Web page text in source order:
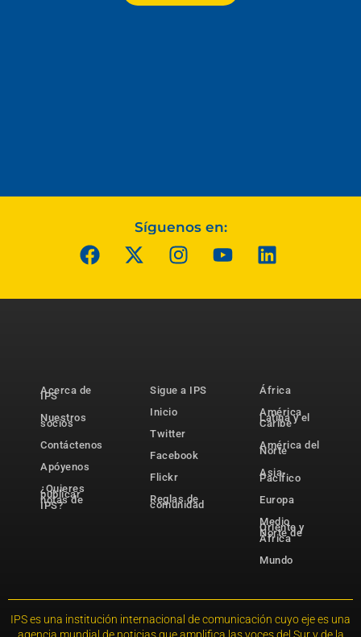
Síguenos en:
Acerca de
IPS
Nuestros
socios
Contáctenos
Apóyenos
¿Quieres
publicar
notas de
IPS?
Sigue a IPS
Inicio
Twitter
Facebook
Flickr
Reglas de
comunidad
África
América
Latina y el
Caribe
América del
Norte
Asia-
Pacífico
Europa
Medio
Oriente y
Norte de
África
Mundo
IPS es una institución internacional de comunicación cuyo eje es una